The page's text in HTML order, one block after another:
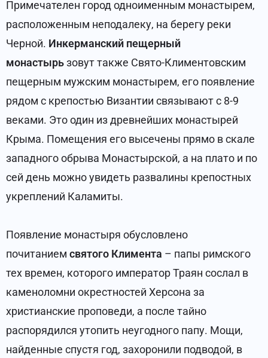
Примечателен город одноименным монастырем,
расположенным неподалеку, на берегу реки
Черной. Инкерманский пещерный
монастырьзовут также Свято-Климентовским
пещерным мужским монастырем, его появление
рядом с крепостью Византии связывают с 8-9
веками. Это один из древнейших монастырей
Крыма. Помещения его высечены прямо в скале
западного обрыва Монастырской, а на плато и по
сей день можно увидеть развалины крепостных
укреплений Каламиты.
Появление монастыря обусловлено
почитанием святого Климента – папы римского
тех времен, которого император Траян сослал в
каменоломни окрестностей Херсона за
христианские проповеди, а после тайно
распорядился утопить неугодного папу. Мощи,
найденные спустя год, захоронили подводой, в